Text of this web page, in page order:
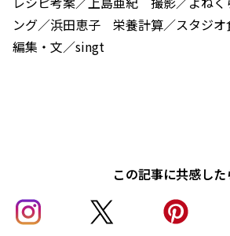
ング／浜田恵子 栄養計算／スタジオ
編集・文／singt
この記事に共感した